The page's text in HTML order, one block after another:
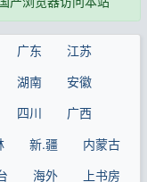
广东
江苏
湖南
安徽
四川
广西
新.疆
内蒙古
海外
上书房